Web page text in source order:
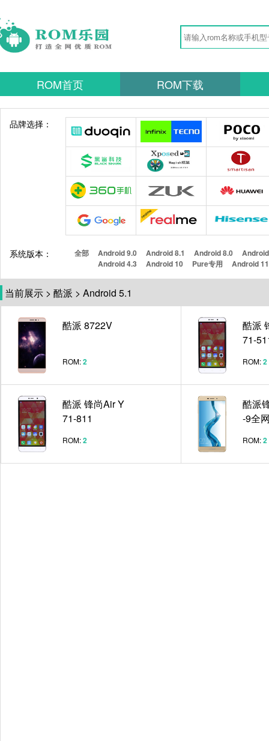
ROM首页 ROM下载
品牌选择：
系统版本： 全部 Android 9.0 Android 8.1 Android 8.0
Android 4.3
Android 10 Pure专用 Android 11
当前展示 > 酷派 > Android 5.1
酷派 8722V
ROM:2
酷派
71-
ROM:2
酷派 锋尚Air Y
71-811
ROM:2
酷派
-9全
ROM:2